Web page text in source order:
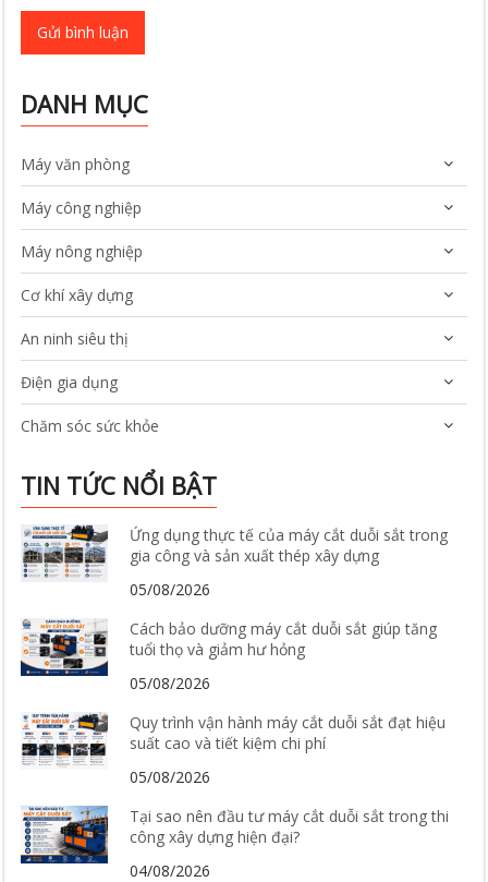
Gửi bình luận
DANH MỤC
Máy văn phòng
Máy công nghiệp
Máy nông nghiệp
Cơ khí xây dựng
An ninh siêu thị
Điện gia dụng
Chăm sóc sức khỏe
TIN TỨC NỔI BẬT
Ứng dụng thực tế của máy cắt duỗi sắt trong
gia công và sản xuất thép xây dựng
05/08/2026
Cách bảo dưỡng máy cắt duỗi sắt giúp tăng
tuổi thọ và giảm hư hỏng
05/08/2026
Quy trình vận hành máy cắt duỗi sắt đạt hiệu
suất cao và tiết kiệm chi phí
05/08/2026
Tại sao nên đầu tư máy cắt duỗi sắt trong thi
công xây dựng hiện đại?
04/08/2026